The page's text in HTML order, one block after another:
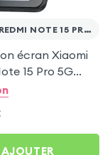
XIAOMI REDMI NOTE 15 PRO 5G
écran Xiaomi
15 Pro 5G
- Verre trempé
AJOUTER